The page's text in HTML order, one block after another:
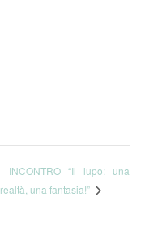
INCONTRO “Il lupo: una
realtà, una fantasia!”